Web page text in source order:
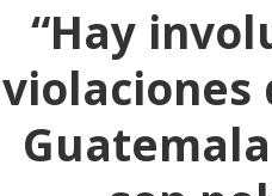
“Hay
violaciones